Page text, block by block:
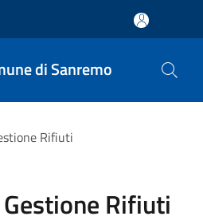
di Sanremo
Rifiuti
Rifiuti